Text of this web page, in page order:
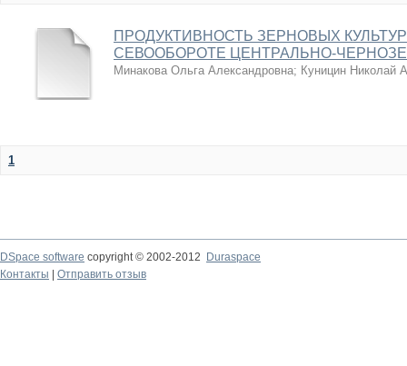
ПРОДУКТИВНОСТЬ ЗЕРНОВЫХ
СЕВООБОРОТЕ ЦЕНТРАЛЬНО-
Минакова Ольга Александровна; Куницин Николай
1
DSpace software copyright © 2002-2012
Duraspace
Контакты
Отправить отзыв